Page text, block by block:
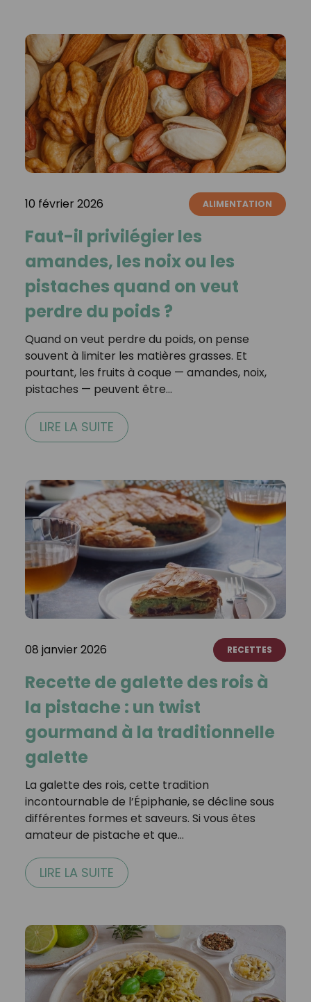
10 février 2026 ALIMENTATION
Faut-il privilégier les
amandes, les noix ou les
pistaches quand on veut
perdre du poids ?
Quand on veut perdre du poids, on pense
souvent à limiter les matières grasses. Et
pourtant, les fruits à coque — amandes, noix,
pistaches — peuvent être…
LIRE LA SUITE
08 janvier 2026 RECETTES
Recette de galette des rois à
la pistache : un twist
gourmand à la traditionnelle
galette
La galette des rois, cette tradition
incontournable de l’Épiphanie, se décline sous
différentes formes et saveurs. Si vous êtes
amateur de pistache et que…
LIRE LA SUITE